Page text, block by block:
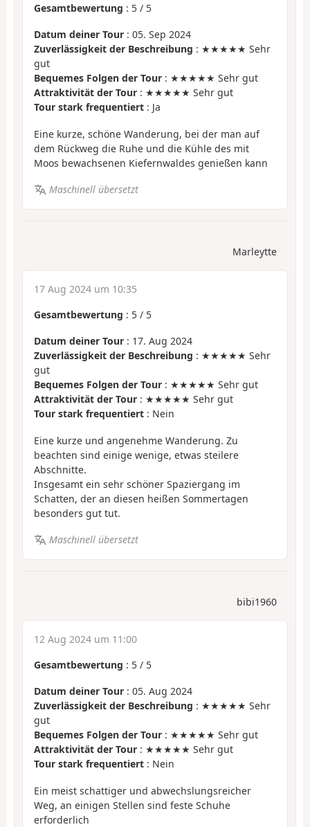
Gesamtbewertung : 5 / 5
Datum deiner Tour : 05. Sep 2024
Zuverlässigkeit der Beschreibung : ★★★★★ Sehr
gut
Bequemes Folgen der Tour : ★★★★★ Sehr gut
Attraktivität der Tour : ★★★★★ Sehr gut
Tour stark frequentiert : Ja
Eine kurze, schöne Wanderung, bei der man auf
dem Rückweg die Ruhe und die Kühle des mit
Moos bewachsenen Kiefernwaldes genießen kann
Maschinell übersetzt
Marleytte
17 Aug 2024 um 10:35
Gesamtbewertung : 5 / 5
Datum deiner Tour : 17. Aug 2024
Zuverlässigkeit der Beschreibung : ★★★★★ Sehr
gut
Bequemes Folgen der Tour : ★★★★★ Sehr gut
Attraktivität der Tour : ★★★★★ Sehr gut
Tour stark frequentiert : Nein
Eine kurze und angenehme Wanderung. Zu
beachten sind einige wenige, etwas steilere
Abschnitte.
Insgesamt ein sehr schöner Spaziergang im
Schatten, der an diesen heißen Sommertagen
besonders gut tut.
Maschinell übersetzt
bibi1960
12 Aug 2024 um 11:00
Gesamtbewertung : 5 / 5
Datum deiner Tour : 05. Aug 2024
Zuverlässigkeit der Beschreibung : ★★★★★ Sehr
gut
Bequemes Folgen der Tour : ★★★★★ Sehr gut
Attraktivität der Tour : ★★★★★ Sehr gut
Tour stark frequentiert : Nein
Ein meist schattiger und abwechslungsreicher
Weg, an einigen Stellen sind feste Schuhe
erforderlich